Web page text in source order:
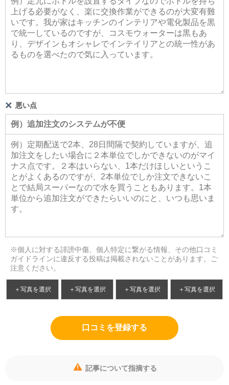
悪い点
※個人に対する誹謗中傷、個人特定に繋がる情報、その他口コミ
ガイドラインに違反する投稿は掲載されないことがあります。ご
注意ください。
＋写真を選択 ＋写真を選択 ＋写真を選択 ＋写真を選択
口コミを登録する
記事について指摘する